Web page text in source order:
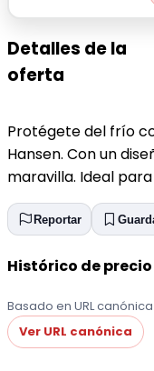
Detalles de la
oferta
Protégete del frío
Hansen. Con un
maravilla. Ideal
Reportar
Histórico de precio
Basado en URL
Ver URL canónica